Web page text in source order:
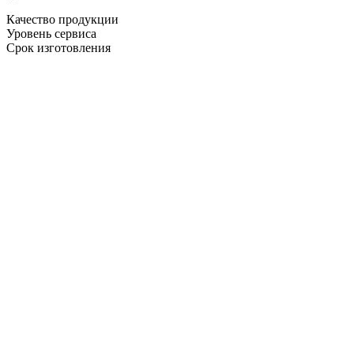
Качество продукции
Уровень сервиса
Срок изготовления